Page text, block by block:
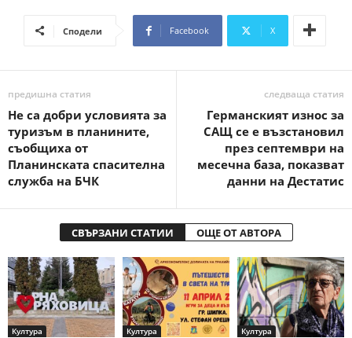
Сподели Facebook X
предишна статия
Не са добри условията за
туризъм в планините,
съобщиха от
Планинската спасителна
служба на БЧК
следваща статия
Германският износ за
САЩ се е възстановил
през септември на
месечна база, показват
данни на Дестатис
СВЪРЗАНИ СТАТИИ ОЩЕ ОТ АВТОРА
Култура Култура Култура